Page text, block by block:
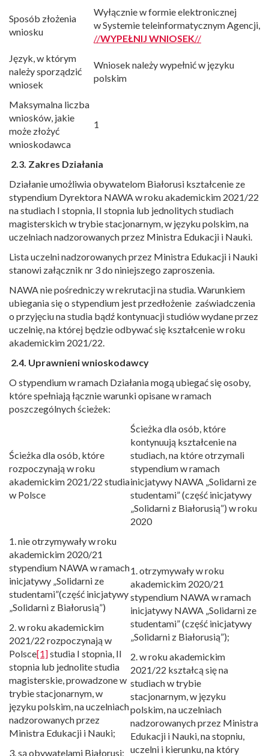
Sposób złożenia
wniosku
Wyłącznie w formie elektronicznej
w Systemie teleinformatycznym Agencji,
//WYPEŁNIJ WNIOSEK//
Język, w którym
należy sporządzić
wniosek
Wniosek należy wypełnić w języku
polskim
Maksymalna liczba
wniosków, jakie
może złożyć
wnioskodawca
1
2.3. Zakres Działania
Działanie umożliwia obywatelom Białorusi kształcenie ze
stypendium Dyrektora NAWA w roku akademickim 2021/22
na studiach I stopnia, II stopnia lub jednolitych studiach
magisterskich w trybie stacjonarnym, w języku polskim, na
uczelniach nadzorowanych przez Ministra Edukacji i Nauki.
Lista uczelni nadzorowanych przez Ministra Edukacji i Nauki
stanowi załącznik nr 3 do niniejszego zaproszenia.
NAWA nie pośredniczy w rekrutacji na studia. Warunkiem
ubiegania się o stypendium jest przedłożenie zaświadczenia
o przyjęciu na studia bądź kontynuacji studiów wydane przez
uczelnię, na której będzie odbywać się kształcenie w roku
akademickim 2021/22.
2.4. Uprawnieni wnioskodawcy
O stypendium w ramach Działania mogą ubiegać się osoby,
które spełniają łącznie warunki opisane w ramach
poszczególnych ścieżek:
Ścieżka dla osób, które
rozpoczynają w roku
akademickim 2021/22 studia
w Polsce
Ścieżka dla osób, które
kontynuują kształcenie na
studiach, na które otrzymali
stypendium w ramach
inicjatywy NAWA „Solidarni ze
studentami” (część inicjatywy
„Solidarni z Białorusią”) w roku
2020
1. nie otrzymywały w roku
akademickim 2020/21
stypendium NAWA w ramach
inicjatywy „Solidarni ze
studentami”(część inicjatywy
„Solidarni z Białorusią”)
2. w roku akademickim
2021/22 rozpoczynają w
Polsce[1]studia I stopnia, II
stopnia lub jednolite studia
magisterskie, prowadzone w
trybie stacjonarnym, w
języku polskim, na uczelniach
nadzorowanych przez
Ministra Edukacji i Nauki;
3. są obywatelami Białorusi;
1. otrzymywały w roku
akademickim 2020/21
stypendium NAWA w ramach
inicjatywy NAWA „Solidarni ze
studentami” (część inicjatywy
„Solidarni z Białorusią”);
2. w roku akademickim
2021/22 kształcą się na
studiach w trybie
stacjonarnym, w języku
polskim, na uczelniach
nadzorowanych przez Ministra
Edukacji i Nauki, na stopniu,
uczelni i kierunku, na który